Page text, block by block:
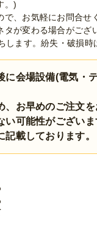
。)
、お気軽にお問合せ
が変わる場合がござ
ます。紛失・破損時
に会場設備(電気・
、お早めのご注文
可能性がございま
載しております。